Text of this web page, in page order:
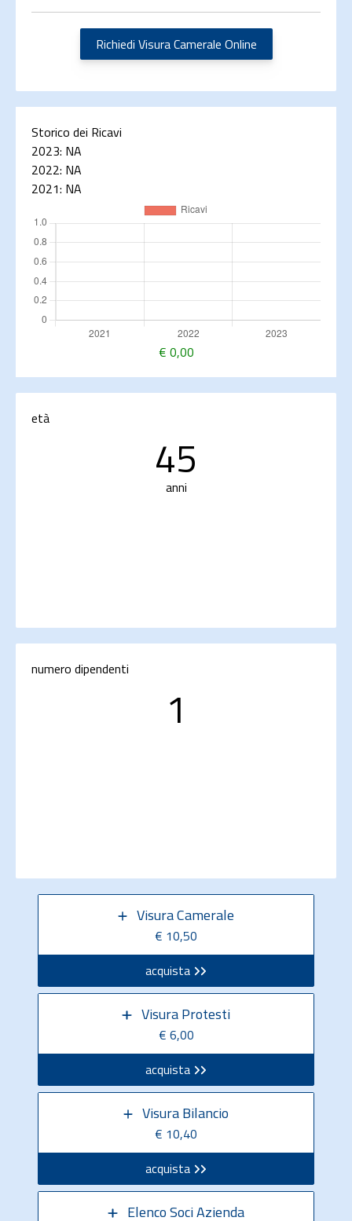
Richiedi Visura Camerale Online
Storico dei Ricavi
2023: NA
2022: NA
2021: NA
€ 0,00
età
45
anni
numero dipendenti
1
Visura Camerale
€ 10,50
acquista
Visura Protesti
€ 6,00
acquista
Visura Bilancio
€ 10,40
acquista
Elenco Soci Azienda